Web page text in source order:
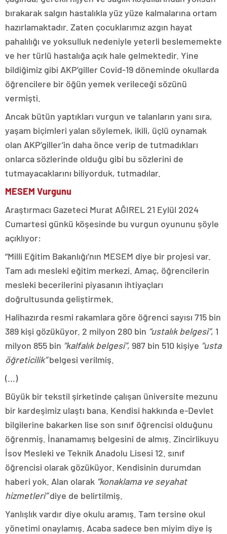
bırakarak salgın hastalıkla yüz yüze kalmalarına ortam
hazırlamaktadır. Zaten çocuklarımız azgın hayat
pahalılığı ve yoksulluk nedeniyle yeterli beslememekte
ve her türlü hastalığa açık hale gelmektedir. Yine
bildiğimiz gibi AKP’giller Covid-19 döneminde okullarda
öğrencilere bir öğün yemek verileceği sözünü
vermişti.
Ancak bütün yaptıkları vurgun ve talanların yanı sıra,
yaşam biçimleri yalan söylemek, ikili, üçlü oynamak
olan AKP’giller’in daha önce verip de tutmadıkları
onlarca sözlerinde olduğu gibi bu sözlerini de
tutmayacaklarını biliyorduk, tutmadılar.
MESEM Vurgunu
Araştırmacı Gazeteci Murat AĞIREL 21 Eylül 2024
Cumartesi günkü köşesinde bu vurgun oyununu şöyle
açıklıyor:
“Milli Eğitim Bakanlığı’nın MESEM diye bir projesi var.
Tam adı mesleki eğitim merkezi. Amaç, öğrencilerin
mesleki becerilerini piyasanın ihtiyaçları
doğrultusunda geliştirmek.
Halihazırda resmi rakamlara göre öğrenci sayısı 715 bin
389 kişi gözüküyor. 2 milyon 280 bin “ustalık belgesi”, 1
milyon 855 bin “kalfalık belgesi”, 987 bin 510 kişiye “usta
öğreticilik”belgesi verilmiş.
(…)
Büyük bir tekstil şirketinde çalışan üniversite mezunu
bir kardeşimiz ulaştı bana. Kendisi hakkında e-Devlet
bilgilerine bakarken lise son sınıf öğrencisi olduğunu
öğrenmiş. İnanamamış belgesini de almış. Zincirlikuyu
İsov Mesleki ve Teknik Anadolu Lisesi 12. sınıf
öğrencisi olarak gözüküyor. Kendisinin durumdan
haberi yok. Alan olarak “konaklama ve seyahat
hizmetleri”diye de belirtilmiş.
Yanlışlık vardır diye okulu aramış. Tam tersine okul
yönetimi onaylamış. Acaba sadece ben miyim diye iş